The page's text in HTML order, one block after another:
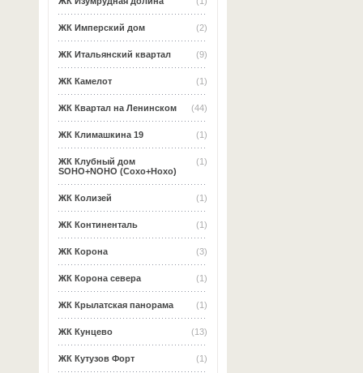
(2)
ЖК Имперский дом
(9)
ЖК Итальянский квартал
(1)
ЖК Камелот
(44)
ЖК Квартал на Ленинском
(1)
ЖК Климашкина 19
(1)
ЖК Клубный дом
SOHO+NOHO (Сохо+Нохо)
(1)
ЖК Колизей
(1)
ЖК Континенталь
(3)
ЖК Корона
(1)
ЖК Корона севера
(1)
ЖК Крылатская панорама
(13)
ЖК Кунцево
(1)
ЖК Кутузов Форт